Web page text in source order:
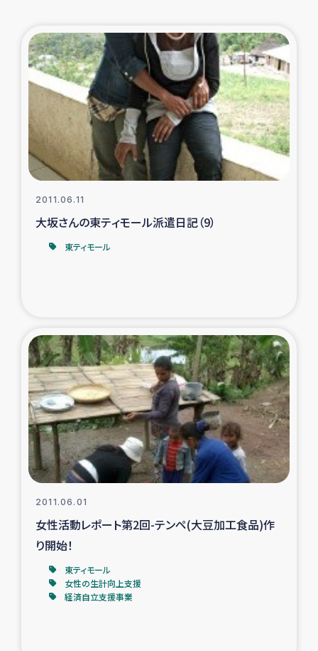
東ティモール豪雨緊急支援
大雨による洪水被災者支援
カカオ生産者支援事業
シリア国内避難民・帰還民の生活再建支援
トルコにおけるシリア難民支援事業
インドネシア中部 スラウェシの地震・津波被災者支援
スリランカ 緊急人道支援
スリランカ南部洪水被災者支援
スリランカの南北女性をつなぐサリー・リサイクル・プロ
ジェクト
復興支援事業
女性グループPIFWANITAによる食品加工事業
ガザ人道支援
2011.06.11
大坂さんの東ティモール派遣日記（9）
東ティモール
2011.06.01
女性活動レポート第2回-テンペ(大豆加工食品)作
り開始！
東ティモール
女性の生計向上支援
経済自立支援事業